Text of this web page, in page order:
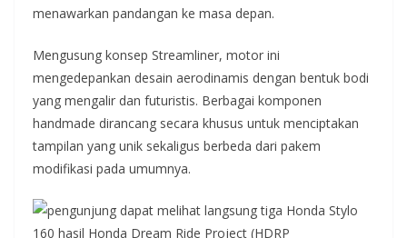
menawarkan pandangan ke masa depan.
Mengusung konsep Streamliner, motor ini
mengedepankan desain aerodinamis dengan bentuk bodi
yang mengalir dan futuristis. Berbagai komponen
handmade dirancang secara khusus untuk menciptakan
tampilan yang unik sekaligus berbeda dari pakem
modifikasi pada umumnya.